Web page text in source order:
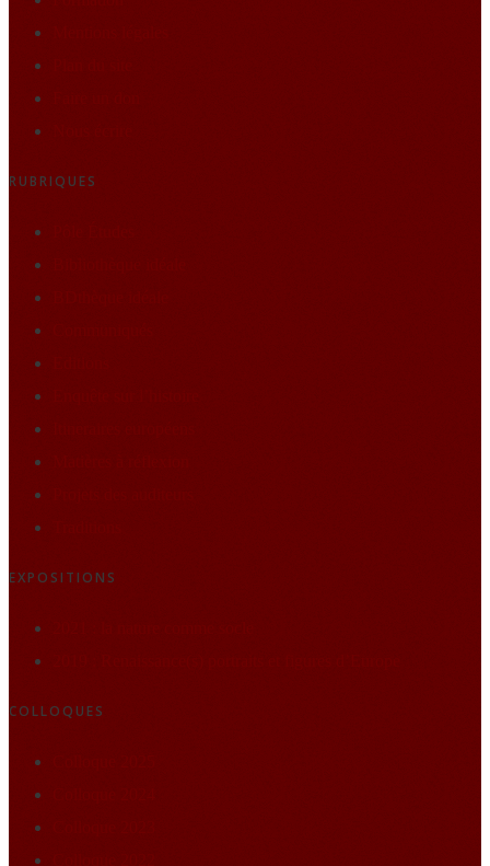
RUBRIQUES
EXPOSITIONS
COLLOQUES